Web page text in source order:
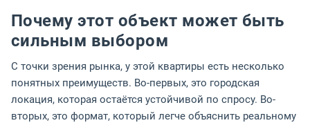
Почему этот объект может быть
сильным выбором
С точки зрения рынка, у этой квартиры есть несколько
понятных преимуществ. Во-первых, это городская
локация, которая остаётся устойчивой по спросу. Во-
вторых, это формат, который легче объяснить реальному